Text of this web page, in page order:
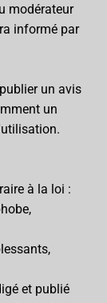
modérateur
informé par
un avis
un
à la loi :
et publié